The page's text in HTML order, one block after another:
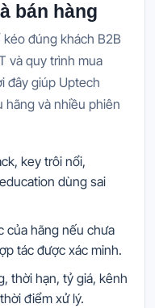
bán hàng
đúng khách B2B
và quy trình mua
đây giúp Uptech
hãng và nhiều phiên
key trôi nổi,
dùng sai
của hãng nếu chưa
tác được xác minh.
thời hạn, tỷ giá, kênh
điểm xử lý.